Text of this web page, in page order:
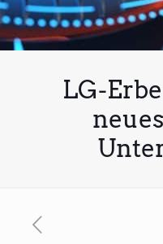
LG-